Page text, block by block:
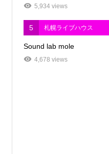
5,934 views
5 札幌ライブハウス
Sound lab mole
4,678 views